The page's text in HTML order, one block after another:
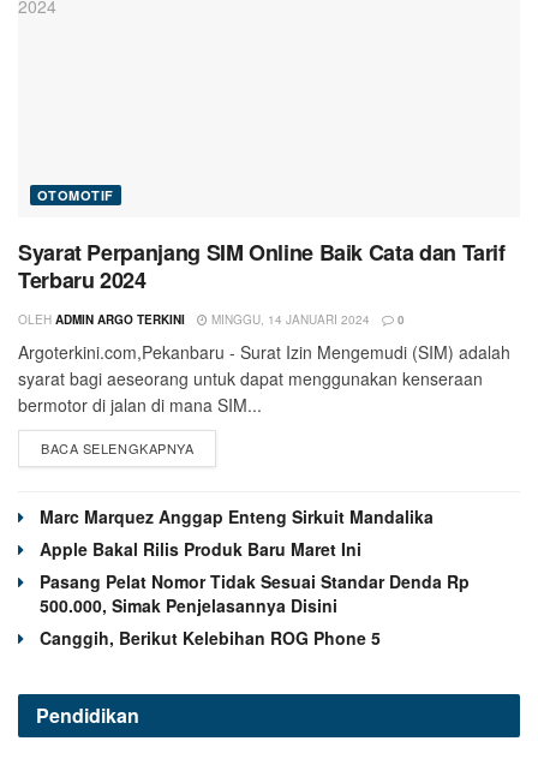
OTOMOTIF
Syarat Perpanjang SIM Online Baik Cata dan Tarif
Terbaru 2024
OLEH ADMIN ARGO TERKINI MINGGU, 14 JANUARI 2024 0
Argoterkini.com,Pekanbaru - Surat Izin Mengemudi (SIM) adalah
syarat bagi aeseorang untuk dapat menggunakan kenseraan
bermotor di jalan di mana SIM...
BACA SELENGKAPNYA
Marc Marquez Anggap Enteng Sirkuit Mandalika
Apple Bakal Rilis Produk Baru Maret Ini
Pasang Pelat Nomor Tidak Sesuai Standar Denda Rp
500.000, Simak Penjelasannya Disini
Canggih, Berikut Kelebihan ROG Phone 5
Pendidikan